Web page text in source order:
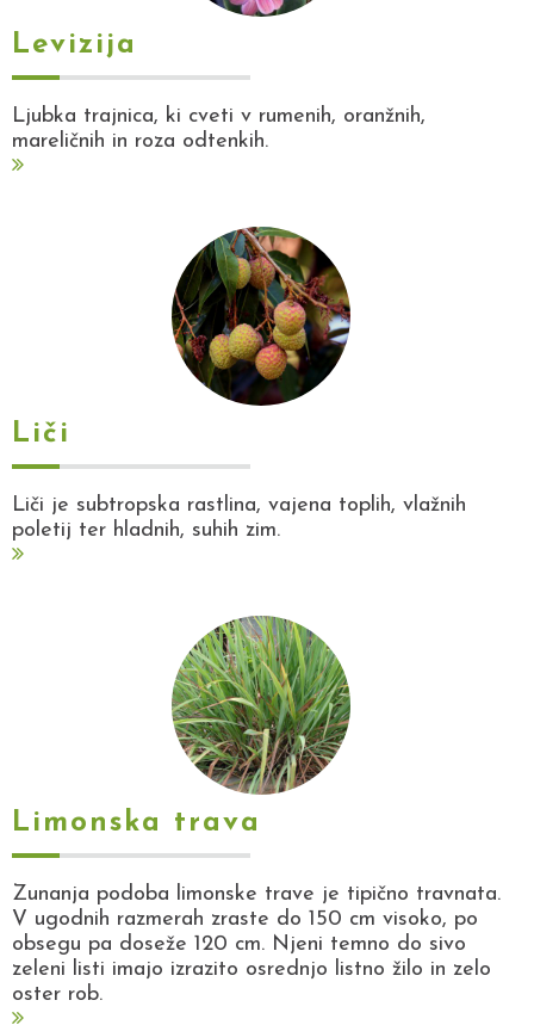
Levizija
Ljubka trajnica, ki cveti v rumenih, oranžnih,
mareličnih in roza odtenkih.
Liči
Liči je subtropska rastlina, vajena toplih, vlažnih
poletij ter hladnih, suhih zim.
Limonska trava
Zunanja podoba limonske trave je tipično travnata.
V ugodnih razmerah zraste do 150 cm visoko, po
obsegu pa doseže 120 cm. Njeni temno do sivo
zeleni listi imajo izrazito osrednjo listno žilo in zelo
oster rob.